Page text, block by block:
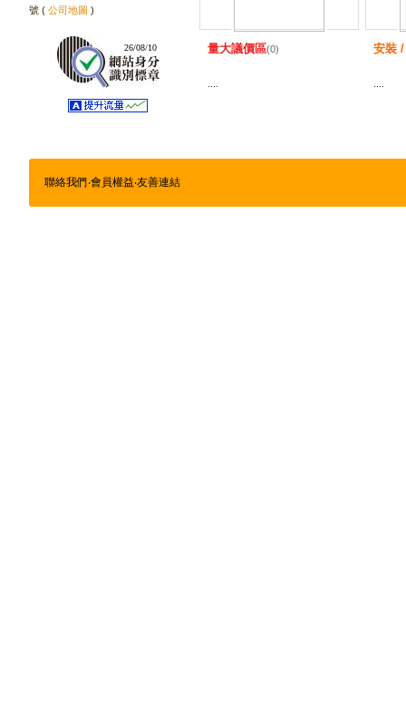
號 ( 公司地圖 )
26/08/10 量大議價區(0) 安裝
聯絡我們 ‧會員權益‧友善連結